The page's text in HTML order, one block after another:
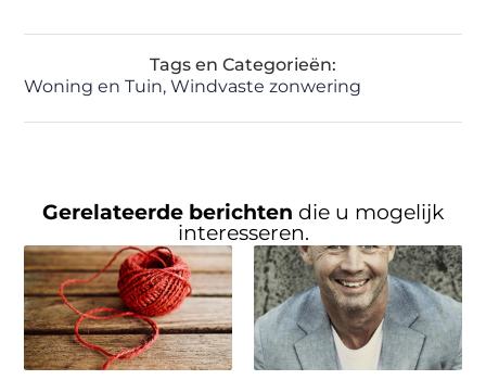
Tags en Categorieën:
Woning en Tuin,Windvaste zonwering
Gerelateerde berichten die u mogelijk
interesseren.